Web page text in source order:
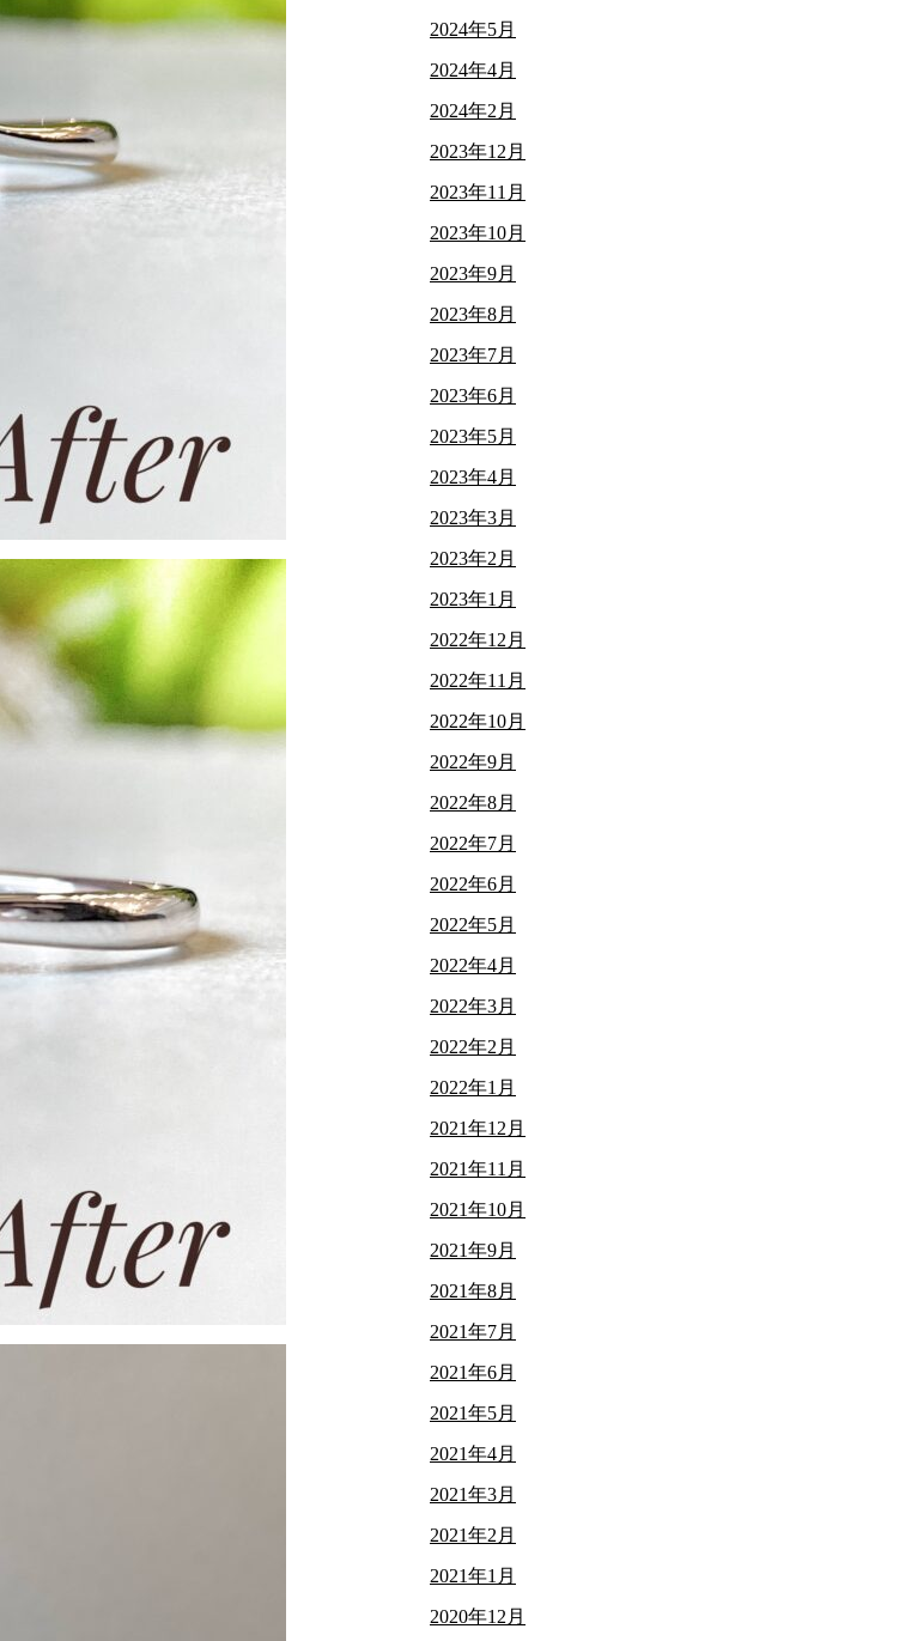
2024年5月
2024年4月
2024年2月
2023年12月
2023年11月
2023年10月
2023年9月
2023年8月
2023年7月
2023年6月
2023年5月
2023年4月
2023年3月
2023年2月
2023年1月
2022年12月
2022年11月
2022年10月
2022年9月
2022年8月
2022年7月
2022年6月
2022年5月
2022年4月
2022年3月
2022年2月
2022年1月
2021年12月
2021年11月
2021年10月
2021年9月
2021年8月
2021年7月
2021年6月
2021年5月
2021年4月
2021年3月
2021年2月
2021年1月
2020年12月